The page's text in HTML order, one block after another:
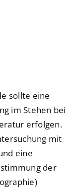
sollte eine
im Stehen bei
erfolgen.
mit
eine
der